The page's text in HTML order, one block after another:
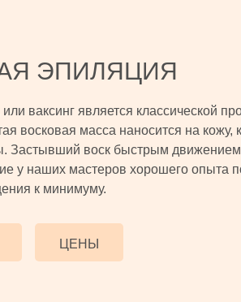
ЭПИЛЯЦИЯ
ваксинг является классической
восковая масса наносится на кожу,
Застывший воск быстрым движением
у наших мастеров хорошего опыта
к минимуму.
ЦЕНЫ